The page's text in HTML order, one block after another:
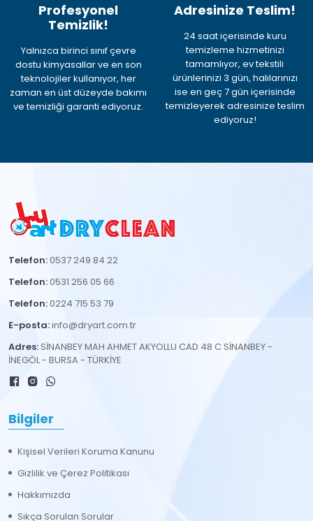
Profesyonel
Temizlik!
Yalnızca birinci sınıf çevre
dostu kimyasallar ve en son
teknolojiler kullanıyor, her
zaman en üst düzeyde bakımı
ve temizliği garanti ediyoruz.
Adresinize Teslim!
24 saat içerisinde kuru
temizleme hizmetinizi
tamamlıyor, ev tekstili
ürünlerinizi 3 gün, halılarınızı
ise en geç 7 gün içerisinde
temizleyerek adresinize teslim
ediyoruz!
Telefon:0537 249 84 22
Telefon:0531 256 05 66
Telefon:0224 715 53 79
E-posta:info@dryart.com.tr
Adres: SİNANBEY MAH AHMET AKYOLLU CAD 48 C SİNANBEY -
İNEGÖL - BURSA - TÜRKİYE
Bilgiler
Kişisel Verileri Koruma Kanunu
Gizlilik ve Çerez Politikası
Hakkımızda
Sıkça Sorulan Sorular